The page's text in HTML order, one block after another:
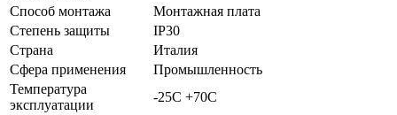
Способ монтажа
Монтажная плата
Степень защиты
IP30
Страна
Италия
Сфера применения
Промышленность
Температура
эксплуатации
-25C +70C